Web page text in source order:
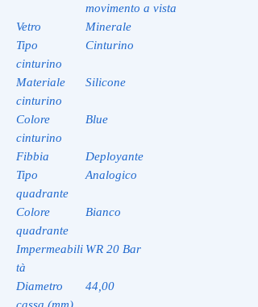
movimento a vista
Vetro
Minerale
Tipo
cinturino
Cinturino
Materiale
cinturino
Silicone
Colore
cinturino
Blue
Fibbia
Deployante
Tipo
quadrante
Analogico
Colore
quadrante
Bianco
Impermeabili
tà
WR 20 Bar
Diametro
44,00